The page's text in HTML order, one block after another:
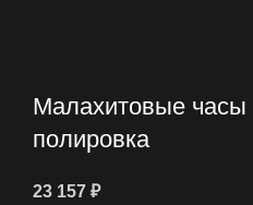
Малахитовые часы
полировка
23 157 ₽